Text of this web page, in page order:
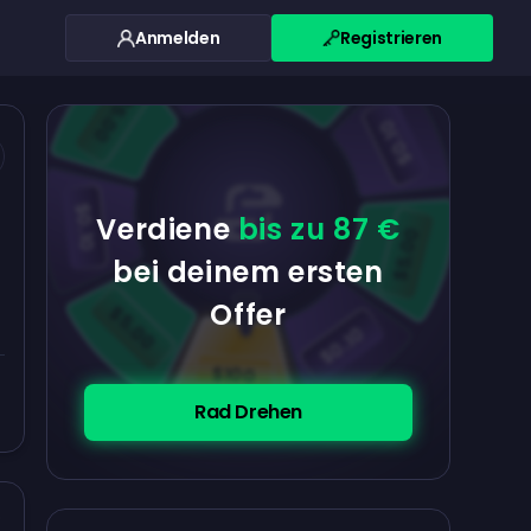
Anmelden Registrieren
Verdiene bis zu 87 €
bei deinem ersten
Offer
Rad Drehen
$100
$5.00
$0.10
$5.00
$0.10 $5.00
$5.00